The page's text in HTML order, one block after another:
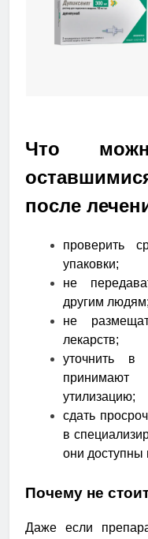
Что
после
проверить
упаковки;
не
другим людям;
не
лекарств;
уточнить в
утилизацию;
сдать
в
они доступны
Почему не
Даже если